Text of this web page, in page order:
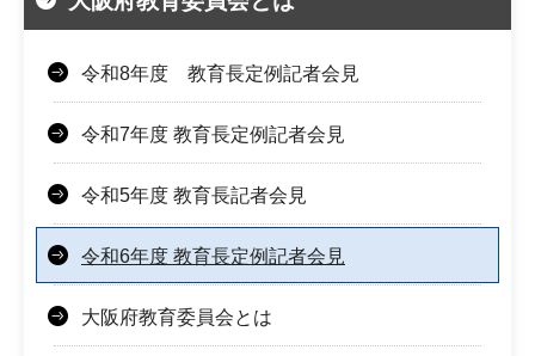
令和8年度 教育長定例記者会見
令和7年度 教育長定例記者会見
令和5年度 教育長記者会見
令和6年度 教育長定例記者会見
大阪府教育委員会とは